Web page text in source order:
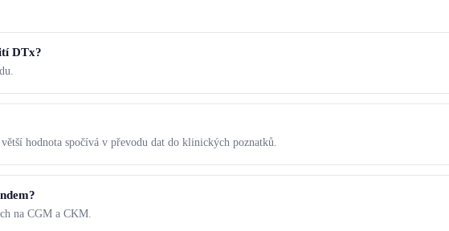
DTx?
hodnota spočívá v převodu dat do klinických poznatků.
na CGM a CKM.